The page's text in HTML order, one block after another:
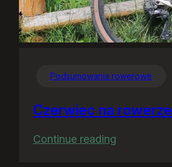
Podsumowania rowerowe
Czerwiec na rowerze
Continue reading